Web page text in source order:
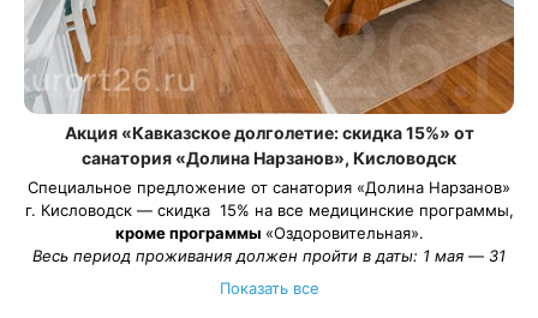
Акция «Кавказское долголетие: скидка 15%» от
санатория «Долина Нарзанов», Кисловодск
Специальное предложение от санатория «Долина Нарзанов»
г. Кисловодск — скидка 15% на все медицинские программы,
кроме программы «Оздоровительная».
Весь период проживания должен пройти в даты: 1 мая — 31
августа 2026.
Рассчитаем цену со скидкой и забронируем отдых по
Показать все